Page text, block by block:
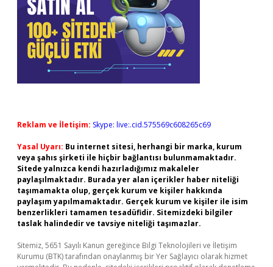
Reklam ve İletişim: Skype: live:.cid.575569c608265c69
Yasal Uyarı: Bu internet sitesi, herhangi bir marka, kurum
veya şahıs şirketi ile hiçbir bağlantısı bulunmamaktadır.
Sitede yalnızca kendi hazırladığımız makaleler
paylaşılmaktadır. Burada yer alan içerikler haber niteliği
taşımamakta olup, gerçek kurum ve kişiler hakkında
paylaşım yapılmamaktadır. Gerçek kurum ve kişiler ile isim
benzerlikleri tamamen tesadüfidir. Sitemizdeki bilgiler
taslak halindedir ve tavsiye niteliği taşımazlar.
Sitemiz, 5651 Sayılı Kanun gereğince Bilgi Teknolojileri ve İletişim
Kurumu (BTK) tarafından onaylanmış bir Yer Sağlayıcı olarak hizmet